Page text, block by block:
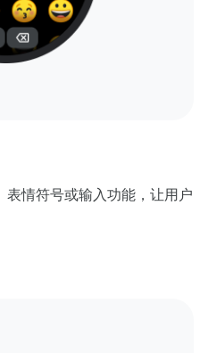
情符号或输入功能，让用户